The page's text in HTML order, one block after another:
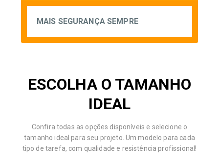
MAIS SEGURANÇA SEMPRE
ESCOLHA O TAMANHO
IDEAL
Confira todas as opções disponíveis e selecione o
tamanho ideal para seu projeto. Um modelo para cada
tipo de tarefa, com qualidade e resistência profissional!